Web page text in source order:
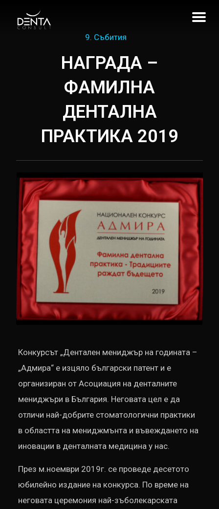
9. Събития
НАГРАДА –
ФАМИЛНА
ДЕНТАЛНА
ПРАКТИКА 2019
Конкурсът „Дентален мениджър на годината –
„Адмира“ е изцяло български патент и е
организиран от Асоциация на денталните
мениджъри в България. Неговата цел е да
отличи най-добрите стоматологични практики
в областта на мениджмънта и въвеждането на
иновации в денталната медицина у нас.
През м.ноември 2019г. се проведе десетото
юбилейно издание на конкурса. По време на
неговата церемония най-зъболекарската